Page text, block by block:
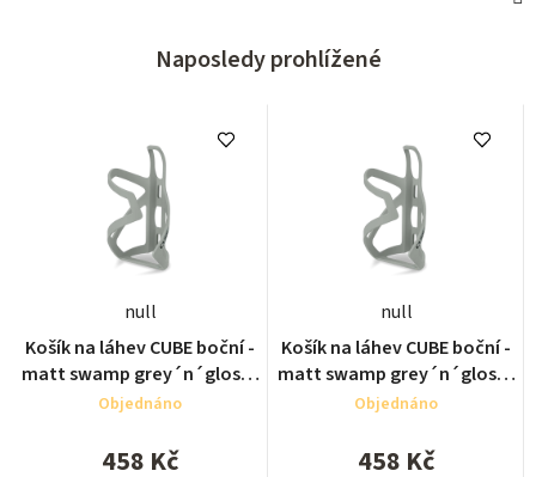
Naposledy prohlížené
null
Košík na láhev CUBE boční -
matt swamp grey´n´glossy
black
Objednáno
458 Kč
null
Košík na láhev CUBE boční -
matt swamp grey´n´glossy
black
Objednáno
458 Kč